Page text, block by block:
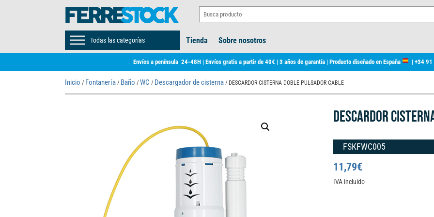
Todas las categorías Tienda Sobre nosotros
Envíos a península 24-48H | Envíos gratis a partir de 40€ | 3 años de garantía | Producto diseñado en España | +34
Inicio / Fontanería / Baño / WC / Descargador de cisterna / DESCARDOR CISTERNA DOBLE PULSADOR CABLE
DESCARDOR
FSKFWC005
11,79€
IVA incluido